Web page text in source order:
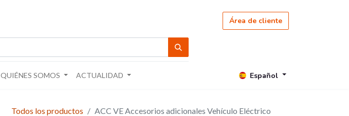
Área de cliente
QUIÉNES SOMOS ACTUALIDAD Español
Todos los productos ACC VE Accesorios adicionales Vehículo Eléctrico